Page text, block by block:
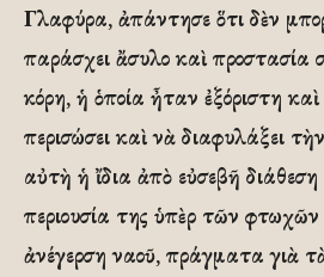
Γλαφύρα, ἀπάντησε ὅτι δὲν
παράσχει ἄσυλο καὶ προστασία
κόρη, ἡ ὁποία ἦταν ἐξόριστη
περισώσει καὶ νὰ διαφυλάξει
αὐτὴ ἡ ἴδια ἀπὸ εὐσεβῆ διάθεση
περιουσία της ὑπὲρ τῶν
ἀνέγερση ναοῦ, πράγματα γιὰ